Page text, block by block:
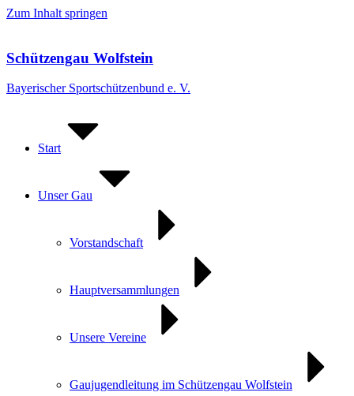
Zum Inhalt springen
Schützengau Wolfstein
Bayerischer Sportschützenbund e. V.
Start
Unser Gau
Vorstandschaft
Hauptversammlungen
Unsere Vereine
Gaujugendleitung im Schützengau Wolfstein